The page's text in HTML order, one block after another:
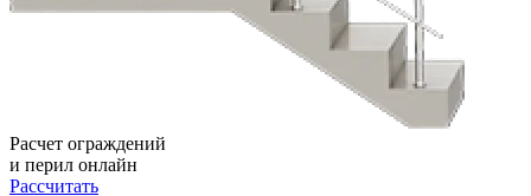
Расчет ограждений
и перил онлайн
Рассчитать